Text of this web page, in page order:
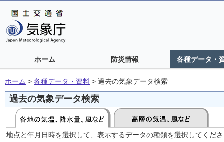
ホーム 防災情報 各種データ・
ホーム > 各種データ・資料 > 過去の気象データ検索
過去の気象データ検索
地点と年月日時を選択して、表示するデータの種類を選択してくだ